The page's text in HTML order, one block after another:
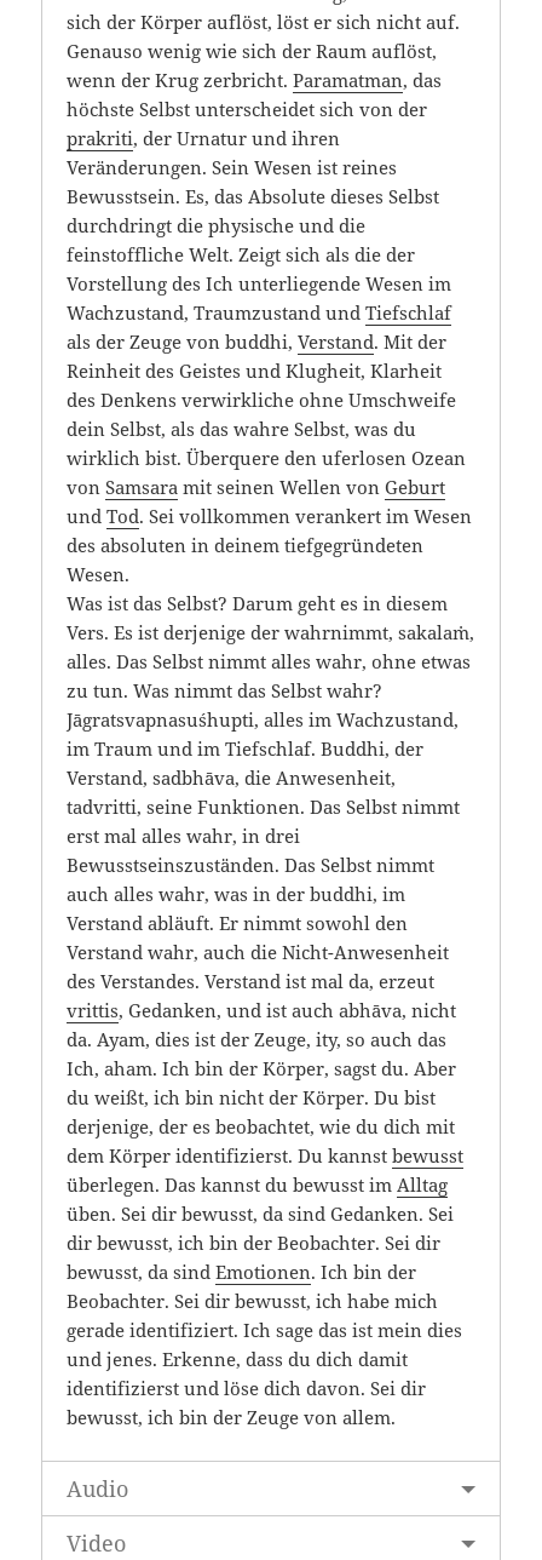
sich der Körper auflöst, löst er sich nicht auf.
Genauso wenig wie sich der Raum auflöst,
wenn der Krug zerbricht.Paramatman, das
höchste Selbst unterscheidet sich von der
prakriti, der Urnatur und ihren
Veränderungen. Sein Wesen ist reines
Bewusstsein. Es, das Absolute dieses Selbst
durchdringt die physische und die
feinstoffliche Welt. Zeigt sich als die der
Vorstellung des Ich unterliegende Wesen im
Wachzustand, Traumzustand undTiefschlaf
als der Zeuge von buddhi,Verstand. Mit der
Reinheit des Geistes und Klugheit, Klarheit
des Denkens verwirkliche ohne Umschweife
dein Selbst, als das wahre Selbst, was du
wirklich bist. Überquere den uferlosen Ozean
vonSamsara mit seinen Wellen vonGeburt
undTod. Sei vollkommen verankert im Wesen
des absoluten in deinem tiefgegründeten
Wesen.
Was ist das Selbst? Darum geht es in diesem
Vers. Es ist derjenige der wahrnimmt, sakalaṁ,
alles. Das Selbst nimmt alles wahr, ohne etwas
zu tun. Was nimmt das Selbst wahr?
Jāgratsvapnasuśhupti, alles im Wachzustand,
im Traum und im Tiefschlaf. Buddhi, der
Verstand, sadbhāva, die Anwesenheit,
tadvritti, seine Funktionen. Das Selbst nimmt
erst mal alles wahr, in drei
Bewusstseinszuständen. Das Selbst nimmt
auch alles wahr, was in der buddhi, im
Verstand abläuft. Er nimmt sowohl den
Verstand wahr, auch die Nicht-Anwesenheit
des Verstandes. Verstand ist mal da, erzeut
vrittis, Gedanken, und ist auch abhāva, nicht
da. Ayam, dies ist der Zeuge, ity, so auch das
Ich, aham. Ich bin der Körper, sagst du. Aber
du weißt, ich bin nicht der Körper. Du bist
derjenige, der es beobachtet, wie du dich mit
dem Körper identifizierst. Du kannstbewusst
überlegen. Das kannst du bewusst imAlltag
üben. Sei dir bewusst, da sind Gedanken. Sei
dir bewusst, ich bin der Beobachter. Sei dir
bewusst, da sindEmotionen. Ich bin der
Beobachter. Sei dir bewusst, ich habe mich
gerade identifiziert. Ich sage das ist mein dies
und jenes. Erkenne, dass du dich damit
identifizierst und löse dich davon. Sei dir
bewusst, ich bin der Zeuge von allem.
Audio
Video